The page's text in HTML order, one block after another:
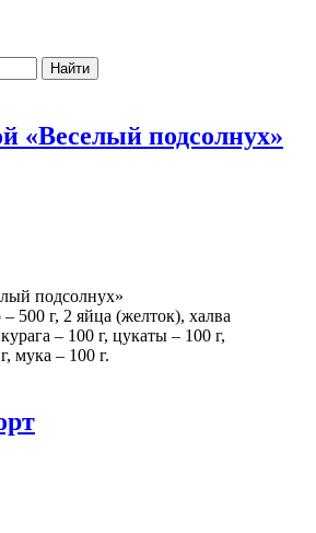
Найти
«Веселый подсолнух»
подсолнух»
– 500 г, 2 яйца (желток), халва
– 100 г, цукаты – 100 г,
мука – 100 г.